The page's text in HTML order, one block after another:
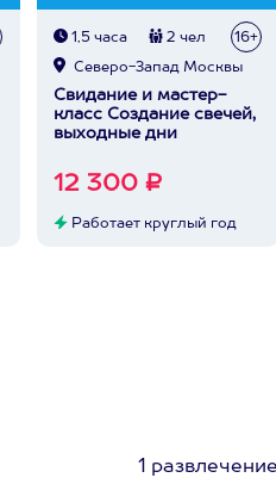
1,5 часа 2 чел 16+
Северо-Запад Москвы
Свидание и мастер-
класс Создание свечей,
выходные дни
12 300 ₽
Работает круглый год
1